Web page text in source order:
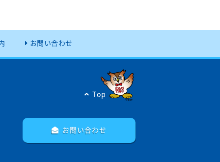
お問い合わせ
Top
お問い合わせ